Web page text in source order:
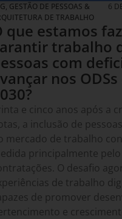
, GESTÃO DE PESSOAS &
DE TRABALHO
6
que estamos
trabalho
com
nos
e cinco anos após a
a inclusão de
mercado de trabalho
principalmente
O desafio
de trabalho
de promover
e